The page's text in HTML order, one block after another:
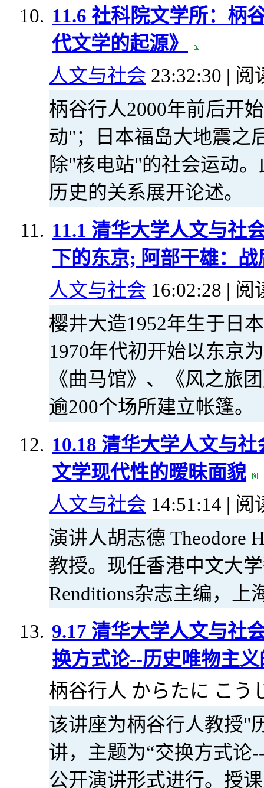
11.6 社科院文学所：柄
代文学的起源》
人文与社会 23:32:30 | 阅
柄谷行人2000年前后开
动"；日本福岛大地震之
除"核电站"的社会运动
历史的关系展开论述。
11.1 清华大学人文与社
下的东京; 阿部干雄：
人文与社会 16:02:28 | 阅
樱井大造1952年生于日
1970年代初开始以东京
《曲马馆》、《风之旅
逾200个场所建立帐篷。
10.18 清华大学人文与
文学现代性的暧昧面貌
人文与社会 14:51:14 | 阅
演讲人胡志德 Theodore
教授。现任香港中文大
Renditions杂志主编，上
9.17 清华大学人文与社
换方式论--历史唯物主
柄谷行人 からたに こう
该讲座为柄谷行人教授"
讲，主题为“交换方式论
公开演讲形式进行。授